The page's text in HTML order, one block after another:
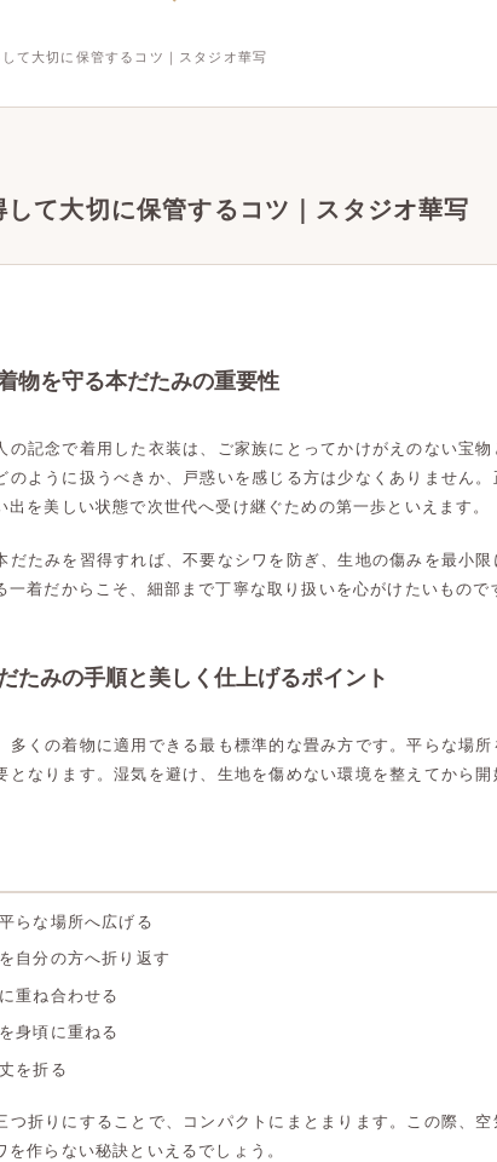
て大切に保管するコツ｜スタジオ華写
て大切に保管するコツ｜スタジオ華写
物を守る本だたみの重要性
記念で着用した衣装は、ご家族にとってかけがえのない宝物
のように扱うべきか、戸惑いを感じる方は少なくありません。
を美しい状態で次世代へ受け継ぐための第一歩といえます。
だたみを習得すれば、不要なシワを防ぎ、生地の傷みを最小限
着だからこそ、細部まで丁寧な取り扱いを心がけたいもので
たみの手順と美しく仕上げるポイント
多くの着物に適用できる最も標準的な畳み方です。平らな場所
となります。湿気を避け、生地を傷めない環境を整えてから開
らな場所へ広げる
自分の方へ折り返す
重ね合わせる
身頃に重ねる
を折る
つ折りにすることで、コンパクトにまとまります。この際、空
作らない秘訣といえるでしょう。